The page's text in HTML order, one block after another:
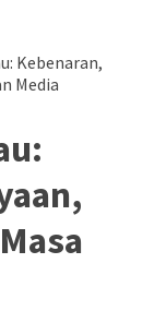
Kebenaran,
Media